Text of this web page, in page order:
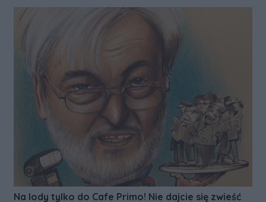
Na lody tylko do Cafe Primo! Nie dajcie się zwieść